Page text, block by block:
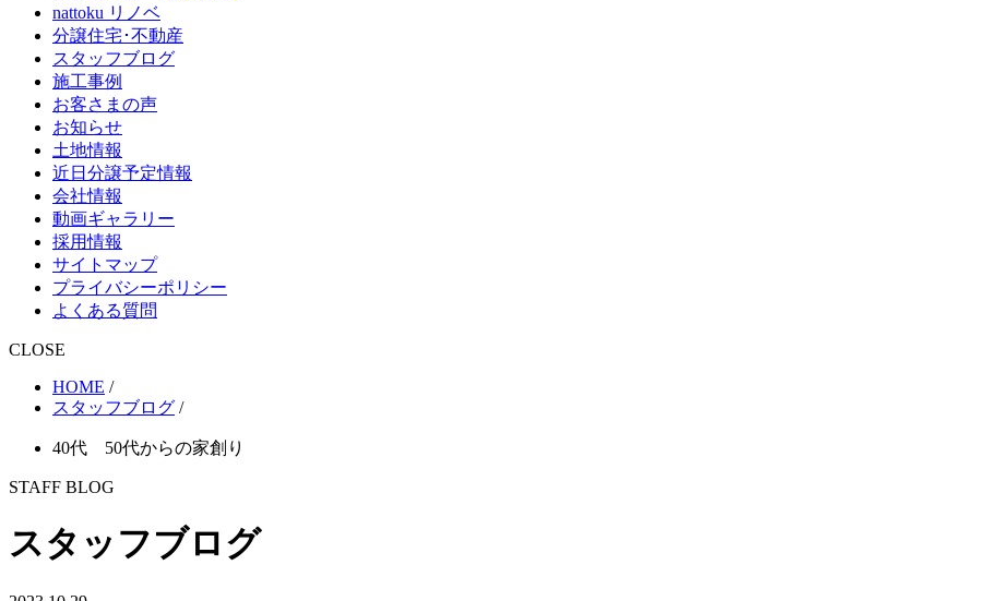
nattoku リノベ
分譲住宅･不動産
スタッフブログ
施工事例
お客さまの声
お知らせ
土地情報
近日分譲予定情報
会社情報
動画ギャラリー
採用情報
サイトマップ
プライバシーポリシー
よくある質問
CLOSE
HOME /
スタッフブログ /
40代 50代からの家創り
STAFF BLOG
スタッフブログ